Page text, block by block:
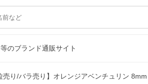
のブランド通販サイト
売り/バラ売り】オレンジアベンチュリン 8mm